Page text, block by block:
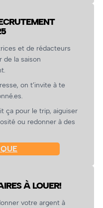
et de rédacteurs
de la saison
on t’invite à te
ça pour le trip, aiguiser
ou redonner à des
À LOUER!
votre argent à